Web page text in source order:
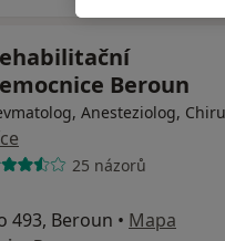
Beroun
Anesteziolog,
25 názorů
493, Beroun • Mapa